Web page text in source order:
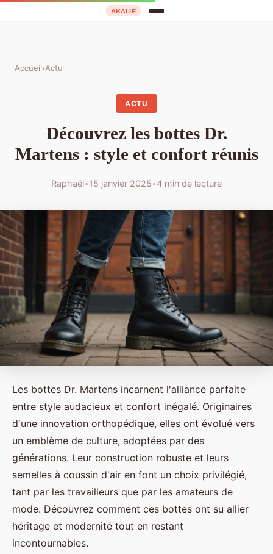
Accueil›Actu
ACTU
Découvrez les bottes Dr.
Martens : style et confort réunis
Raphaël•15 janvier 2025•4 min de lecture
Les bottes Dr. Martens incarnent l'alliance parfaite
entre style audacieux et confort inégalé. Originaires
d'une innovation orthopédique, elles ont évolué vers
un emblème de culture, adoptées par des
générations. Leur construction robuste et leurs
semelles à coussin d'air en font un choix privilégié,
tant par les travailleurs que par les amateurs de
mode. Découvrez comment ces bottes ont su allier
héritage et modernité tout en restant
incontournables.